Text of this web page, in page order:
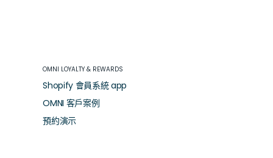
OMNI LOYALTY & REWARDS
Shopify 會員系統 app
OMNI 客戶案例
預約演示